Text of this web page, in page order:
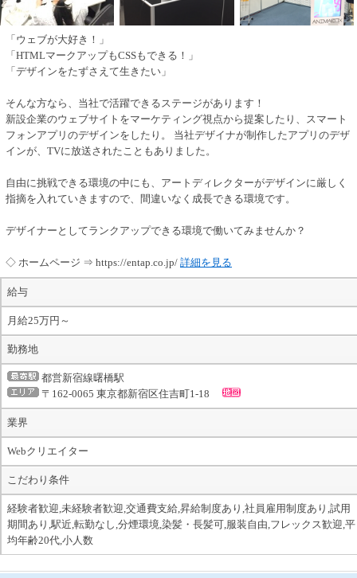
「ウェブが大好き！」
「HTMLマークアップもCSSもできる！」
「デザインをたずさえて生きたい」
そんな方なら、当社で活躍できるステージがあります！
新設企業のウェブサイトをマーケティング視点から提案したり、スマート
フォンアプリのデザインをしたり。 当社デザイナが制作したアプリのデザ
インが、TVに放送されたこともありました。
自由に挑戦できる環境の中にも、アートディレクターがデザインに厳しく
指摘を入れていきますので、間違いなく成長できる環境です。
デザイナーとしてランクアップできる環境で働いてみませんか？
◇ ホームページ ⇒ https://entap.co.jp/ 詳細を見る
給与
月給25万円～
勤務地
都営新宿線曙橋駅
〒162-0065 東京都新宿区住吉町1-18
業界
Webクリエイター
こだわり条件
経験者歓迎,未経験者歓迎,交通費支給,昇給制度あり,社員雇用制度あり,試用
期間あり,駅近,転勤なし,分煙環境,染髪・長髪可,服装自由,フレックス歓迎,平
均年齢20代,小人数